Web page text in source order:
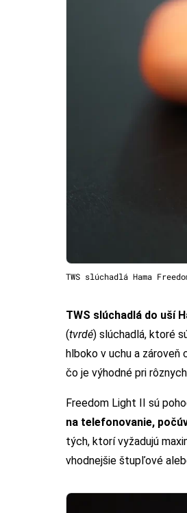
TWS slúchadlá Hama
TWS slúchadlá do uší
(tvrdé) slúchadlá, ktoré
hlboko v uchu a
čo je výhodné pri
Freedom Light II sú
na telefonovanie,
tých, ktorí vyžadujú
vhodnejšie štupľové